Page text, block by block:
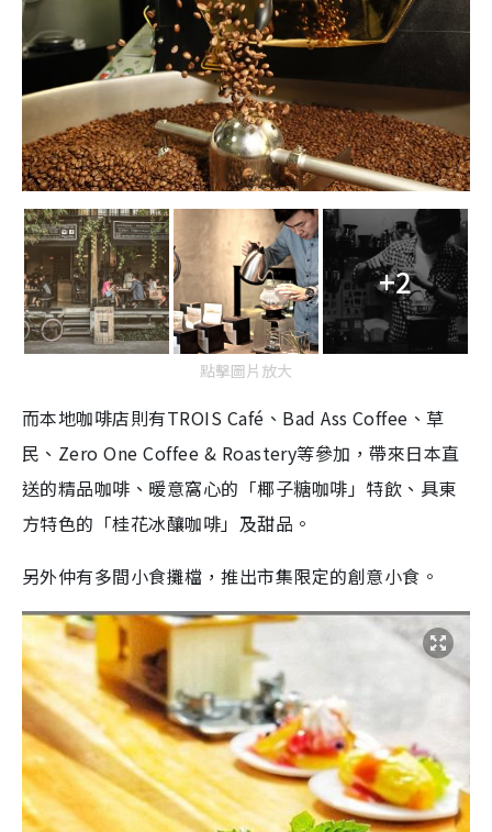
+2
點擊圖片放大
而本地咖啡店則有TROIS Café、Bad Ass Coffee、草
民 、Zero One Coffee & Roastery等參加，帶來日本直
送的精品咖啡、暖意窩心的「椰子糖咖啡」特飲、具東
方特色的「桂花冰釀咖啡」及甜品。
另外仲有多間小食攤檔，推出市集限定的創意小食。